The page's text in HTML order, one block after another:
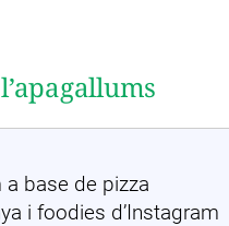
base de pizza
i foodies d’Instagram